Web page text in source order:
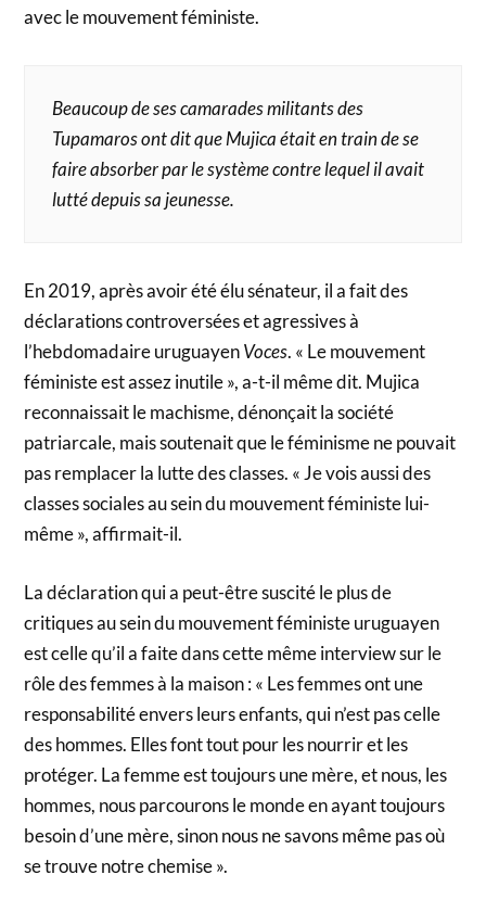
avec le mouvement féministe.
Beaucoup de ses camarades militants des
Tupamaros ont dit que Mujica était en train de se
faire absorber par le système contre lequel il avait
lutté depuis sa jeunesse.
En 2019, après avoir été élu sénateur, il a fait des
déclarations controversées et agressives à
l’hebdomadaire uruguayenVoces. « Le mouvement
féministe est assez inutile », a-t-il même dit. Mujica
reconnaissait le machisme, dénonçait la société
patriarcale, mais soutenait que le féminisme ne pouvait
pas remplacer la lutte des classes. « Je vois aussi des
classes sociales au sein du mouvement féministe lui-
même », affirmait-il.
La déclaration qui a peut-être suscité le plus de
critiques au sein du mouvement féministe uruguayen
est celle qu’il a faite dans cette même interview sur le
rôle des femmes à la maison : « Les femmes ont une
responsabilité envers leurs enfants, qui n’est pas celle
des hommes. Elles font tout pour les nourrir et les
protéger. La femme est toujours une mère, et nous, les
hommes, nous parcourons le monde en ayant toujours
besoin d’une mère, sinon nous ne savons même pas où
se trouve notre chemise ».